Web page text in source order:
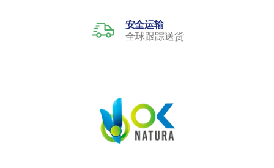
安全运输
全球跟踪送货